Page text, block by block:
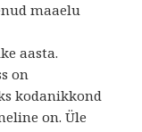
maaelu
aasta.
on
kodanikkond
on. Üle